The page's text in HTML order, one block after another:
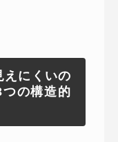
にくいの
の構造的